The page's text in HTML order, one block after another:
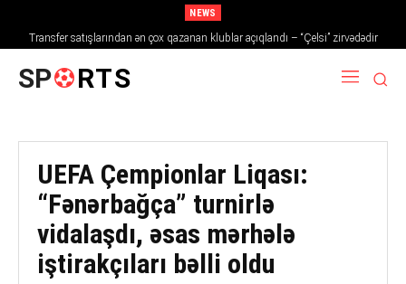
NEWS
Transfer satışlarından ən çox qazanan klublar açıqlandı – “Çelsi” zirvədədir
SP RTS
UEFA Çempionlar Liqası:
“Fənərbağça” turnirlə
vidalaşdı, əsas mərhələ
iştirakçıları bəlli oldu